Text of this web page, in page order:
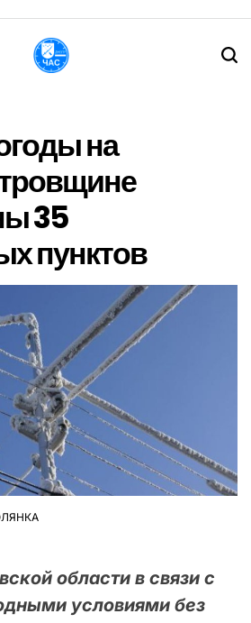
на
35
пунктов
области в связи с
условиями без